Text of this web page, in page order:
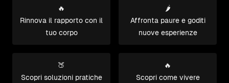
🔥
Rinnova il rapporto con il
tuo corpo
🌶️
Affronta paure e goditi
nuove esperienze
🍑
Scopri soluzioni pratiche
🔥
Scopri come vivere